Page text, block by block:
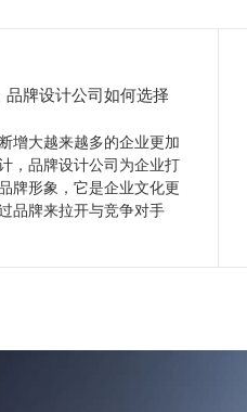
牌设计公司如何选择
增大越来越多的企业更加
，品牌设计公司为企业打
牌形象，它是企业文化更
品牌来拉开与竞争对手